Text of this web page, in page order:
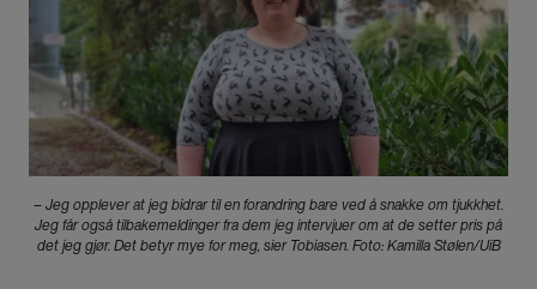
– Jeg opplever at jeg bidrar til en forandring bare ved å snakke om tjukkhet.
Jeg får også tilbakemeldinger fra dem jeg intervjuer om at de setter pris på
det jeg gjør. Det betyr mye for meg, sier Tobiasen. Foto: Kamilla Stølen/UiB